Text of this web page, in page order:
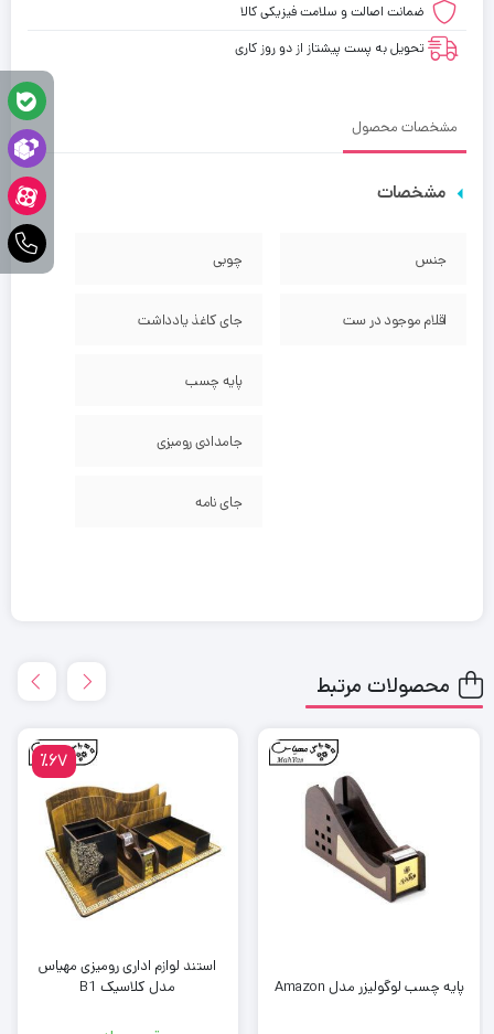
ضمانت اصالت و سلامت فیزیکی کالا
تحویل به پست پیشتاز از دو روز کاری
مشخصات محصول
مشخصات
جنس چوبی
اقلام موجود در ست جای کاغذ یادداشت
پایه چسب
جامدادی رومیزی
جای نامه
محصولات مرتبط
پایه چسب لوگولیزر مدل Amazon
٪67
استند لوازم اداری رومیزی مهیاس
مدل کلاسیک B1